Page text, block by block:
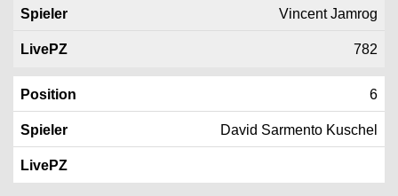
Vincent Jamrog
782
6
David Sarmento Kuschel